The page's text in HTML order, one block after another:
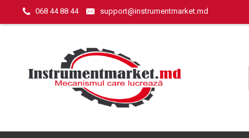
068 44 88 44 support@instrumentmarket.md